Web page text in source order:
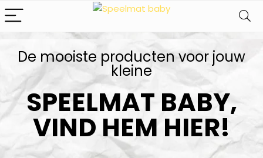
De mooiste producten voor jouw
kleine​
SPEELMAT BABY,
VIND HEM HIER!